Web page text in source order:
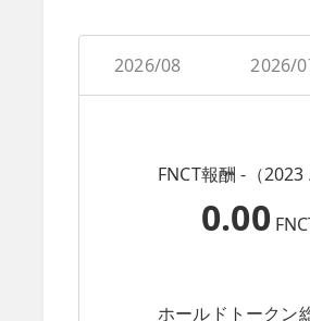
2026/08 2026/
FNCT報酬 -（2023
0.00
ホールドトークン